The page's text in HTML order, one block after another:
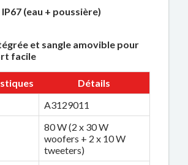
(eau + poussière)
et sangle amovible pour
facile
Détails
A3129011
80 W (2 x 30 W
woofers + 2 x 10 W
tweeters)